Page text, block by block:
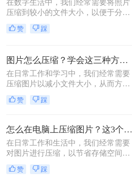
在数字生活中，我们经常需要将照片
压缩到较小的文件大小，以便于分
享、上传或存储。那么照片如何压缩
变小200kb呢？本文将介绍四种将照
赞 踩
图片怎么压缩？学会这三种方法轻松完成压缩！
在日常工作和学习中，我们经常需要
压缩图片以减小文件大小，从而方便
上传、分享或存储。那么图片怎么压
缩呢？本文将介绍三种常用的图片压
赞 踩
怎么在电脑上压缩图片？这3个压缩方法分享！
在日常工作和生活中，我们经常需要
对图片进行压缩，以节省存储空间或
加快图片上传速度。那么怎么在电脑
上压缩图片呢？本文将介绍三种在电
赞 踩